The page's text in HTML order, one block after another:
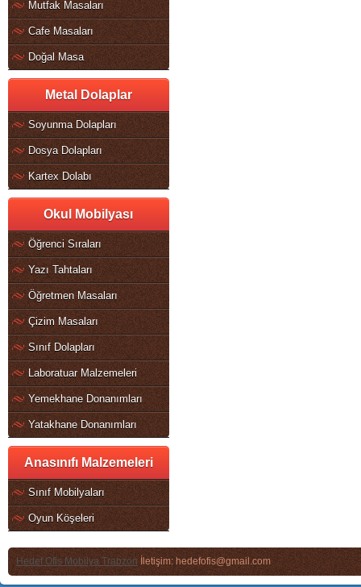
Mutfak Masaları
Cafe Masaları
Doğal Masa
Metal Dolaplar
Soyunma Dolapları
Dosya Dolapları
Kartex Dolabı
Okul Mobilyası
Öğrenci Sıraları
Yazı Tahtaları
Öğretmen Masaları
Çizim Masaları
Sınıf Dolapları
Laboratuar Malzemeleri
Yemekhane Donanımları
Yatakhane Donanımları
Anasınıfı Malzemeleri
Sınıf Mobilyaları
Oyun Köşeleri
Hedef Ofis Mobilya Trabzonİletişim: hedefofis@gmail.com